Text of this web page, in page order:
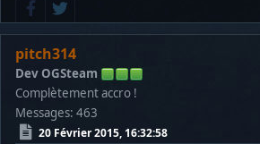
pitch314
Dev OGSteam
Complètement accro !
Messages: 463
20 Février 2015, 16:32:58